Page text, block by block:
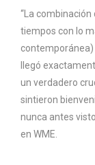
“La
tiempos con lo
llegó
un verdadero
sintieron
nunca antes
en WME.